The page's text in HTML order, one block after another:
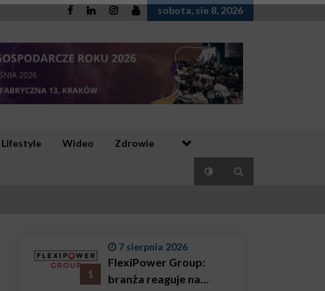
sobota, sie 8, 2026
Lifestyle Wideo Zdrowie
1
7 sierpnia 2026
FlexiPower Group:
branża reaguje na